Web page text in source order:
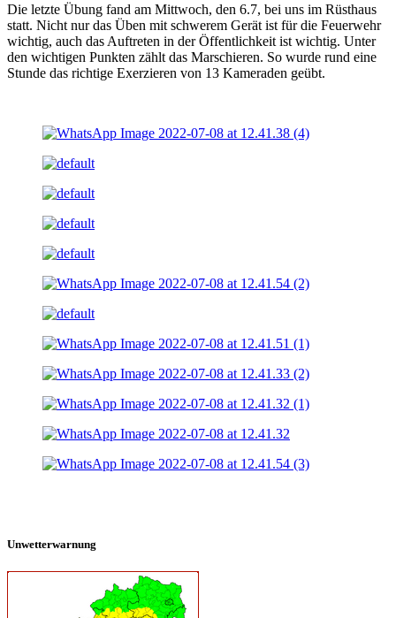
Die letzte Übung fand am Mittwoch, den 6.7, bei uns im Rüsthaus
statt. Nicht nur das Üben mit schwerem Gerät ist für die Feuerwehr
wichtig, auch das Auftreten in der Öffentlichkeit ist wichtig. Unter
den wichtigen Punkten zählt das Marschieren. So wurde rund eine
Stunde das richtige Exerzieren von 13 Kameraden geübt.
Unwetterwarnung